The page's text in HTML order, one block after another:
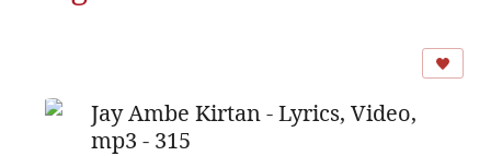
Jay Ambe Kirtan - Lyrics, Video,
mp3 - 315